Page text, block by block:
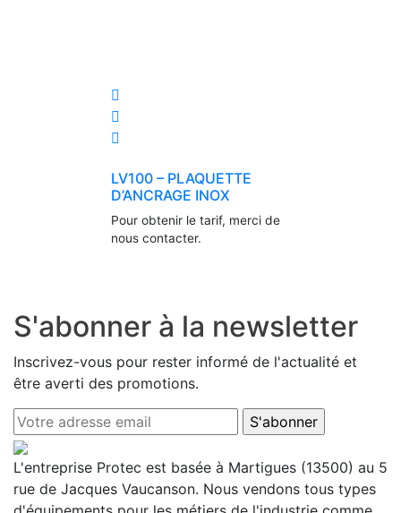
LV100 – PLAQUETTE
D’ANCRAGE INOX
Pour obtenir le tarif, merci de
nous contacter.
S'abonner à la newsletter
Inscrivez-vous pour rester informé de l'actualité et
être averti des promotions.
L'entreprise Protec est basée à Martigues (13500) au 5
rue de Jacques Vaucanson. Nous vendons tous types